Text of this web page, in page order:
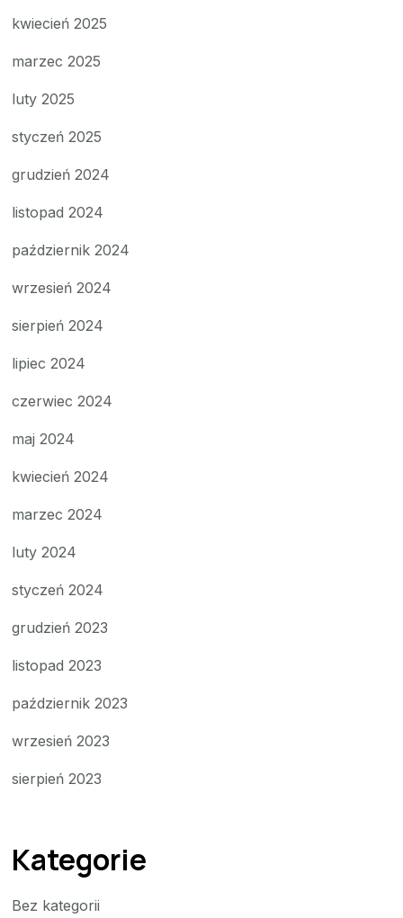
kwiecień 2025
marzec 2025
luty 2025
styczeń 2025
grudzień 2024
listopad 2024
październik 2024
wrzesień 2024
sierpień 2024
lipiec 2024
czerwiec 2024
maj 2024
kwiecień 2024
marzec 2024
luty 2024
styczeń 2024
grudzień 2023
listopad 2023
październik 2023
wrzesień 2023
sierpień 2023
Kategorie
Bez kategorii